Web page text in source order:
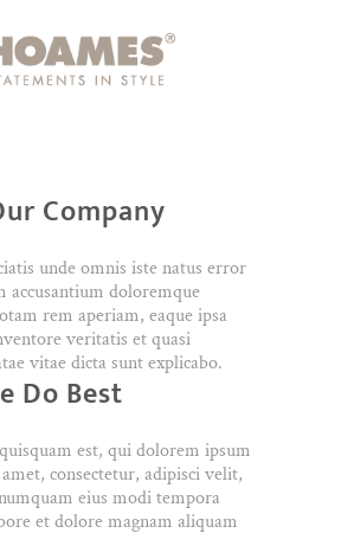
Company
unde omnis iste natus error
accusantium doloremque
rem aperiam, eaque ipsa
veritatis et quasi
vitae dicta sunt explicabo.
Do Best
est, qui dolorem ipsum
consectetur, adipisci velit,
eius modi tempora
et dolore magnam aliquam